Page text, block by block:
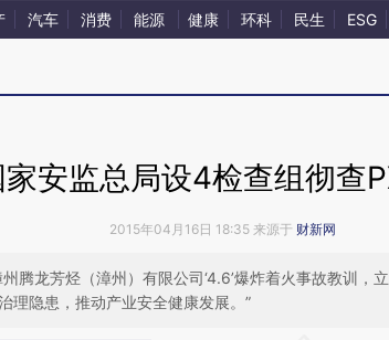
汽车 消费 能源 健康 环科 民生 ESG
家安监总局设4检查组彻查
2015年04月16日 18:35 来源于 财新网
腾龙芳烃（漳州）有限公司‘4.6’爆炸着火事故教训，
理隐患，推动产业安全健康发展。”